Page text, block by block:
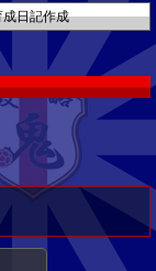
成日記作成